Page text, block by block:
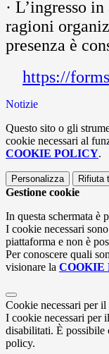
· L’ingresso
ragioni
presenza è
https://
Notizie
Questo sito o gli
cookie necessari al
COOKIE POLICY.
Personalizza Rifiuta
Gestione cookie
In questa schermata è
I cookie necessari
piattaforma e non è
Per conoscere quali
visionare la COOKIE
Cookie necessari per
I cookie necessari per
disabilitati. È possibile
policy.